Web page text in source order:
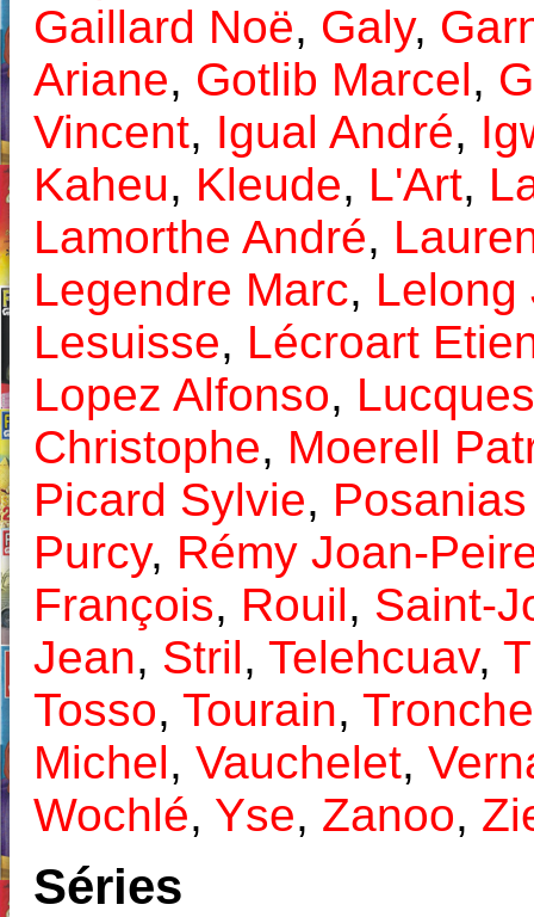
Gaillard Noë, Galy,
Ariane, Gotlib Marcel,
Vincent, Igual André,
Kaheu, Kleude, L'Art,
Lamorthe André,
Legendre Marc, Lelong
Lesuisse, Lécroart
Lopez Alfonso, Lucques
Christophe, Moerell
Picard Sylvie,
Purcy, Rémy Joan-
François, Rouil, Saint-
Jean, Stril, Telehcuav,
Tosso, Tourain,
Michel, Vauchelet,
Wochlé, Yse, Zanoo,
Séries